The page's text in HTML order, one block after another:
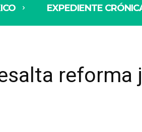
EXPEDIENTE
reforma